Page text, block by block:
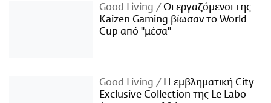
Good Living
Οι εργαζόμενοι της
Kaizen Gaming βίωσαν το World
Cup από "μέσα"
Good Living
Η εμβληματική City
Exclusive Collection της Le Labo